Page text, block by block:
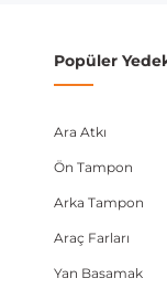
Popüler
Ara Atkı
Ön Tampon
Arka Tampon
Araç Farları
Yan Basamak